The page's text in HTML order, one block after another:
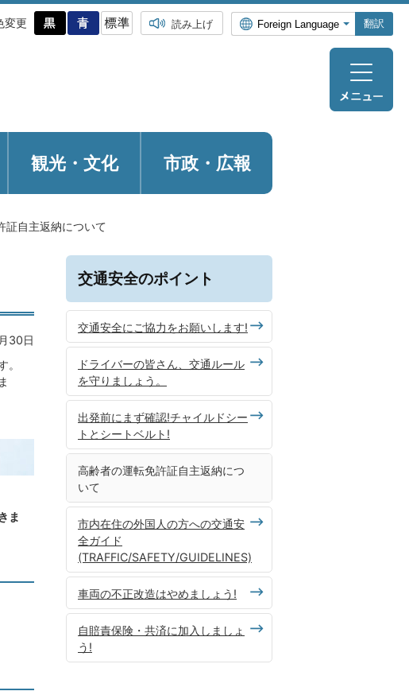
変更 読み上げ 翻訳
観光・ 文化 市政・広報
証自主返納について
30日
ま
交通安全のポイント
交通安全にご協力をお願いします!
ドライバーの皆さん、交通ルール
を守りましょう。
出発前にまず確認!チャイルドシー
トとシートベルト!
高齢者の運転免許証自主返納につ
いて
市内在住の外国人の方への交通安
全ガイド
(TRAFFIC/SAFETY/GUIDELINES)
車両の不正改造はやめましょう!
自賠責保険・共済に加入しましょ
う!